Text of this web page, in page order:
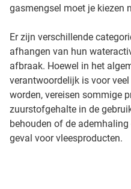
gasmengsel moet je kiezen
Er zijn verschillende
afhangen van hun
afbraak. Hoewel in het
verantwoordelijk is voor
worden, vereisen sommige
zuurstofgehalte in de
behouden of de
geval voor vleesproducten.